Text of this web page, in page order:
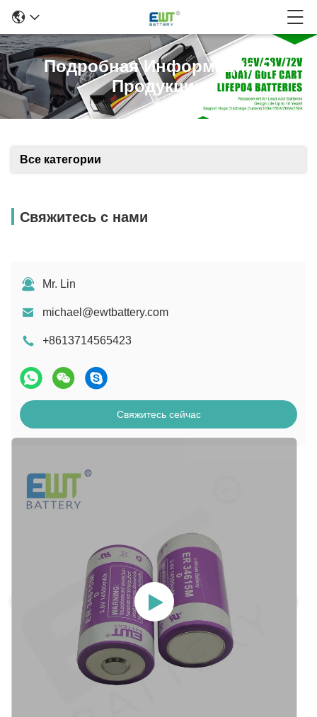
Подробная Информация О
Продукции
Все категории
Свяжитесь с нами
Mr. Lin
michael@ewtbattery.com
+8613714565423
Свяжитесь сейчас